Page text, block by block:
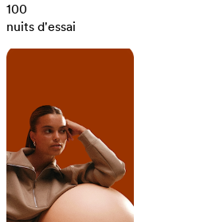
100
nuits d'essai